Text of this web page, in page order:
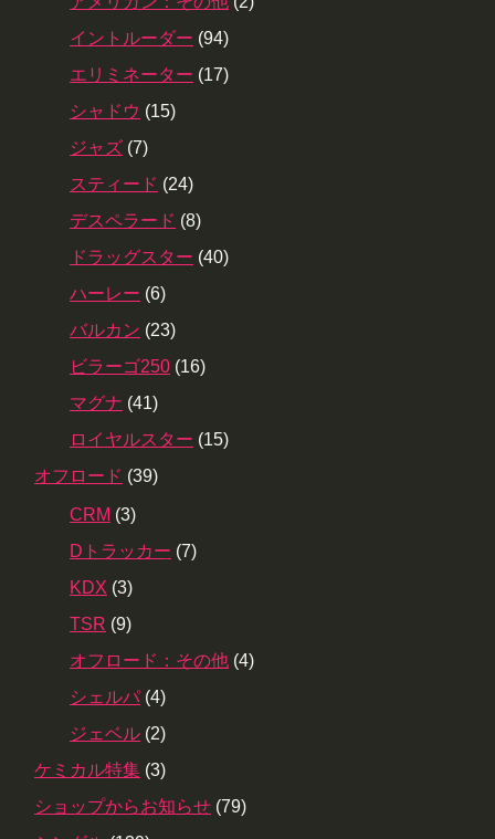
イントルーダー (94)
エリミネーター (17)
シャドウ (15)
ジャズ (7)
スティード (24)
デスペラード (8)
ドラッグスター (40)
ハーレー (6)
バルカン (23)
ビラーゴ250 (16)
マグナ (41)
ロイヤルスター (15)
オフロード (39)
CRM (3)
Dトラッカー (7)
KDX (3)
TSR (9)
オフロード：その他 (4)
シェルパ (4)
ジェベル (2)
ケミカル特集 (3)
ショップからお知らせ (79)